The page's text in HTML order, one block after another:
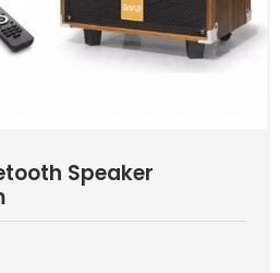
Speaker